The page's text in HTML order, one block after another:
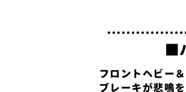
■
フロントヘビー
ブレーキが悲鳴を